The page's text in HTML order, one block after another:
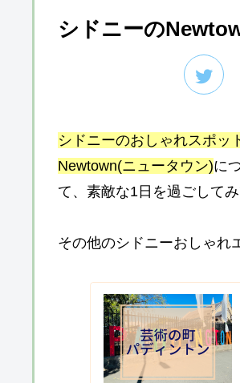
シドニーの
シドニーのおしゃれスポッ
Newtown(ニュータウン)に
て、素敵な1日を過ごして
その他のシドニーおしゃれ